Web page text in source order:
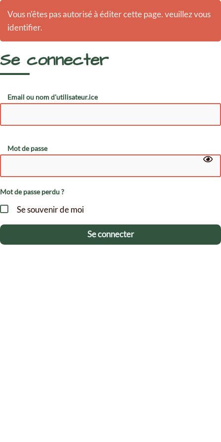
Vous n'êtes pas autorisé à éditer cette page. veuillez vous
identifier.
Se connecter
Email ou nom d'utilisateur.ice
Mot de passe
Mot de passe perdu ?
Se souvenir de moi
Se connecter